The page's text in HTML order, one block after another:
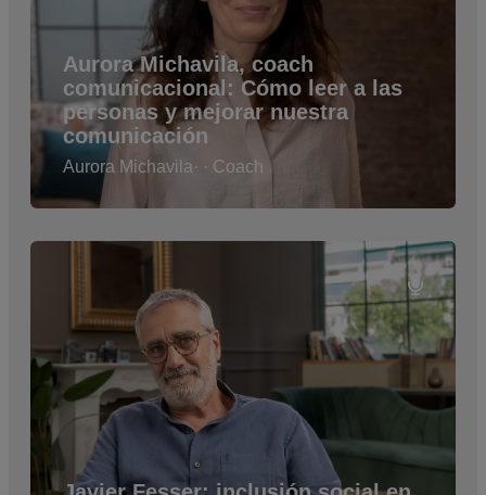
Aurora Michavila, coach
comunicacional: Cómo leer a las
personas y mejorar nuestra
comunicación
Aurora Michavila· · Coach